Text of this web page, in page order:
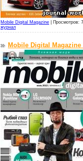
Mobile Digital Magazine
Просмотров:
журнал
Mobile Digital